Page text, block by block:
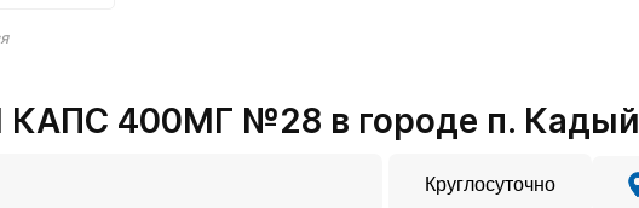
400МГ №28 в городе п. Кадый
Круглосуточно